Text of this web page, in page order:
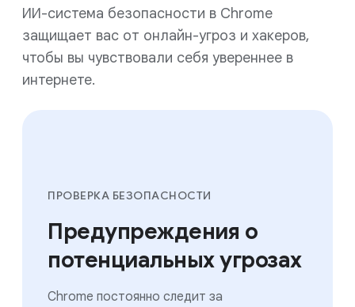
ИИ-система безопасности в Chrome
защищает вас от онлайн-угроз и хакеров,
чтобы вы чувствовали себя увереннее в
интернете.
ПРОВЕРКА БЕЗОПАСНОСТИ
Предупреждения о
потенциальных угрозах
Chrome постоянно следит за